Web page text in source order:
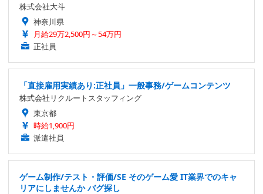
株式会社大斗
神奈川県
月給29万2,500円～54万円
正社員
「直接雇用実績あり:正社員」一般事務/ゲームコンテンツ
株式会社リクルートスタッフィング
東京都
時給1,900円
派遣社員
ゲーム制作/テスト・評価/SE そのゲーム愛 IT業界でのキャ
リアにしませんか バグ探し